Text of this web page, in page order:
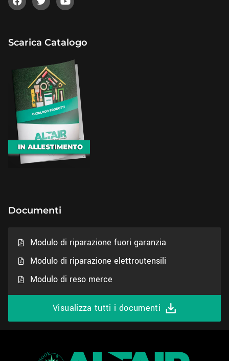
Scarica Catalogo
Documenti
Modulo di riparazione fuori garanzia
Modulo di riparazione elettroutensili
Modulo di reso merce
Visualizza tutti i documenti